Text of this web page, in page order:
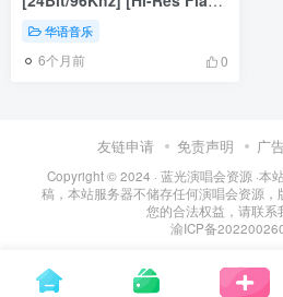
1.06GB]
华语音乐
6个月前 0
友链申请 免责声明 广
Copyright © 2024 · 蓝光演唱会资源 ·本
稿，本站服务器不储存任何演唱会资源
您的合法权益，请联系
渝ICP备